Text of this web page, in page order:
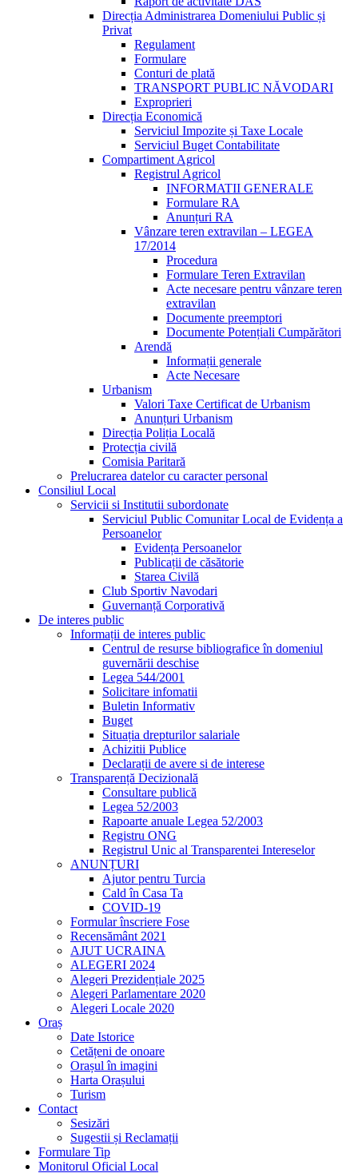
Direcția Administrarea Domeniului Public și
Privat
Regulament
Formulare
Conturi de plată
TRANSPORT PUBLIC NĂVODARI
Exproprieri
Direcția Economică
Serviciul Impozite și Taxe Locale
Serviciul Buget Contabilitate
Compartiment Agricol
Registrul Agricol
INFORMATII GENERALE
Formulare RA
Anunțuri RA
Vânzare teren extravilan – LEGEA
17/2014
Procedura
Formulare Teren Extravilan
Acte necesare pentru vânzare teren
extravilan
Documente preemptori
Documente Potențiali Cumpărători
Arendă
Informații generale
Acte Necesare
Urbanism
Valori Taxe Certificat de Urbanism
Anunțuri Urbanism
Direcția Poliția Locală
Protecția civilă
Comisia Paritară
Prelucrarea datelor cu caracter personal
Consiliul Local
Servicii si Institutii subordonate
Serviciul Public Comunitar Local de Evidența a
Persoanelor
Evidența Persoanelor
Publicații de căsătorie
Starea Civilă
Club Sportiv Navodari
Guvernanță Corporativă
De interes public
Informații de interes public
Centrul de resurse bibliografice în domeniul
guvernării deschise
Legea 544/2001
Solicitare infomatii
Buletin Informativ
Buget
Situația drepturilor salariale
Achizitii Publice
Declarații de avere si de interese
Transparență Decizională
Consultare publică
Legea 52/2003
Rapoarte anuale Legea 52/2003
Registru ONG
Registrul Unic al Transparentei Intereselor
ANUNȚURI
Ajutor pentru Turcia
Cald în Casa Ta
COVID-19
Formular înscriere Fose
Recensământ 2021
AJUT UCRAINA
ALEGERI 2024
Alegeri Prezidențiale 2025
Alegeri Parlamentare 2020
Alegeri Locale 2020
Oraș
Date Istorice
Cetățeni de onoare
Orașul în imagini
Harta Orașului
Turism
Contact
Sesizări
Sugestii și Reclamații
Formulare Tip
Monitorul Oficial Local